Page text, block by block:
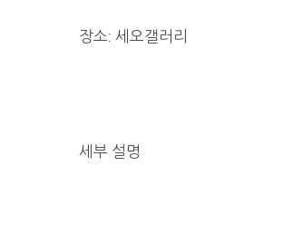
장소: 세오갤러리
세부 설명